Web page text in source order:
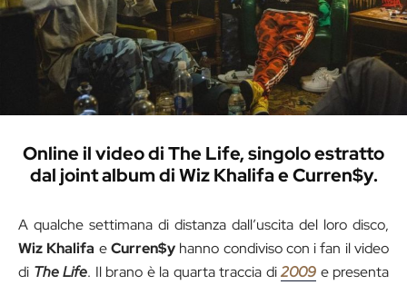
Online il video di The Life, singolo estratto
dal joint album di Wiz Khalifa e Curren$y.
A qualche settimana di distanza dall’uscita del loro disco,
Wiz Khalifa eCurren$yhanno condiviso con i fan il video
di The Life. Il brano è la quarta traccia di2009 e presenta